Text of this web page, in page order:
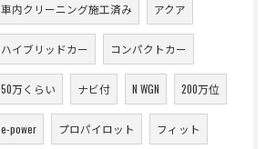
車内クリーニング施工済み アクア
ハイブリッドカー コンパクトカー
50万くらい ナビ付 N WGN 200万位
e-power プロパイロット フィット